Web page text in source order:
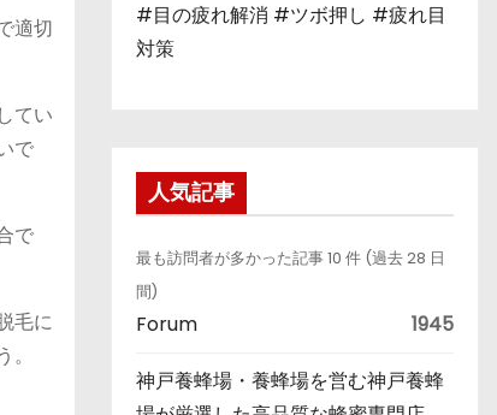
適切
てい
で
で
毛に
#目の疲れ解消 #ツボ押し #疲れ目
対策
人気記事
最も訪問者が多かった記事 10 件 (過去 28 日
間)
Forum 1945
神戸養蜂場・養蜂場を営む神戸養蜂